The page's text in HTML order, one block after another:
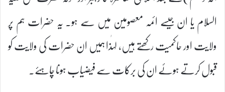
السلام یا ان جیسے ائمہ معصومین میں سے ہو۔ یہ حضرات ہم پر
ولایت اور حاکمیت رکھتے ہیں، لہٰذا ہمیں ان حضرات کی ولایت کو
قبول کرتے ہوئے ان کی برکات سے فیضیاب ہونا چاہئے۔